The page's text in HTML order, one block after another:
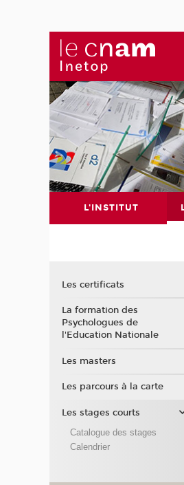
L'INSTITUT
Les certificats
La formation des
Psychologues de
l'Education Nationale
Les masters
Les parcours à la carte
Les stages courts
Catalogue des stages
Calendrier